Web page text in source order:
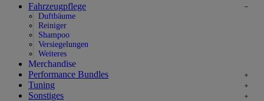
Fahrzeugpflege
Duftbäume
Reiniger
Shampoo
Versiegelungen
Weiteres
Merchandise
Performance Bundles
Tuning
Sonstiges